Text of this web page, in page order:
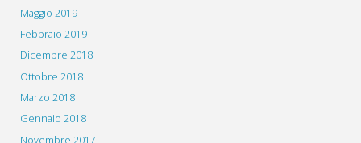
Maggio 2019
Febbraio 2019
Dicembre 2018
Ottobre 2018
Marzo 2018
Gennaio 2018
Novembre 2017